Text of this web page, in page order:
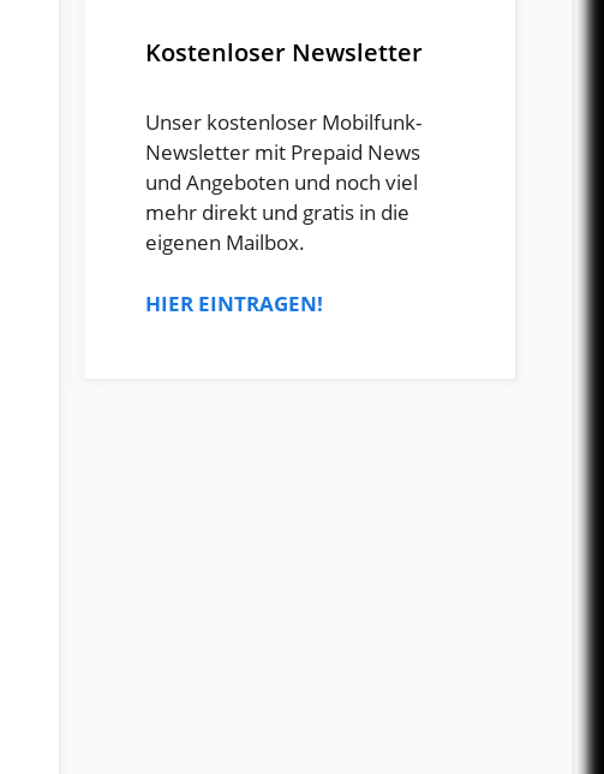
Kostenloser Newsletter
Unser kostenloser Mobilfunk-
Newsletter mit Prepaid News
und Angeboten und noch viel
mehr direkt und gratis in die
eigenen Mailbox.
HIER EINTRAGEN!